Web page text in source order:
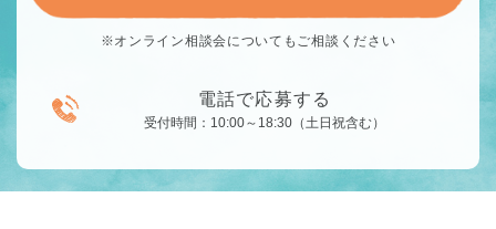
※オンライン相談会についてもご相談ください
電話で応募する
受付時間：10:00～18:30（土日祝含む）